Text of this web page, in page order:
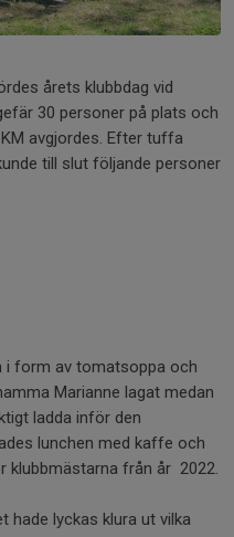
årets klubbdag vid
30 personer på plats och
avgjordes. Efter tuffa
till slut följande personer
i form av tomatsoppa och
Marianne lagat medan
ladda inför den
lunchen med kaffe och
klubbmästarna från år 2022.
hade lyckas klura ut vilka